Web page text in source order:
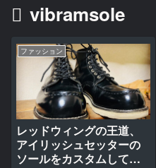
vibramsole
ファッション
レッドウィングの王道、
アイリッシュセッターの
ソールをカスタムしてみ